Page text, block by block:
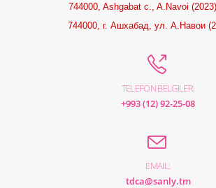
744000, Ashgabat c., A.Navoi
744000, г. Ашхабад, ул. А.Навои
TELEFON BELGILER:
+993 (12) 92-25-08
EMAIL:
tdca@sanly.tm